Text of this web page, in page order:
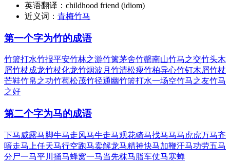
英语翻译： childhood friend (idiom)
近义词： 青梅竹马
第一个字为竹的成语
竹篮打水竹报平安竹林之游竹篱茅舍竹罄南山竹马之交竹头木
屑竹杖成龙竹杖化龙竹烟波月 竹清松瘦竹柏异心竹钉木屑竹杖
芒鞋竹帛之功竹苞松茂竹径通幽竹篮打水一场空竹马之友竹马
之好
第二个字为马的成语
下马威露马脚牛马走风马牛走马观花骑马找马马马虎虎万马齐
喑走马上任天马行空跑马卖解龙马精神快马加鞭汗马功劳五马
分尸一马平川 捅马蜂窝一马当先秣马脂车仗马寒蝉